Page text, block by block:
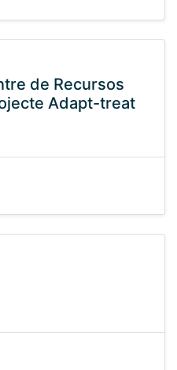
de Recursos
Adapt-treat